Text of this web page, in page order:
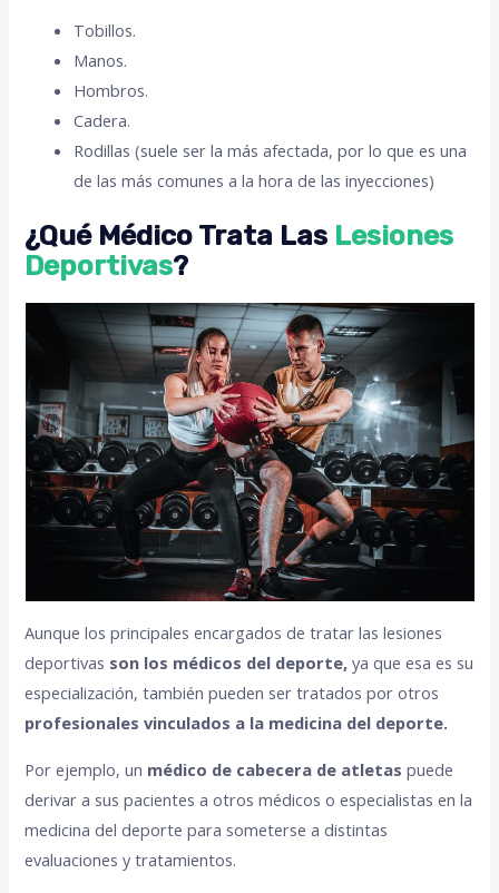
Tobillos.
Manos.
Hombros.
Cadera.
Rodillas (suele ser la más afectada, por lo que es una
de las más comunes a la hora de las inyecciones)
¿Qué Médico Trata Las Lesiones
Deportivas?
Aunque los principales encargados de tratar las lesiones
deportivas son los médicos del deporte,ya que esa es su
especialización, también pueden ser tratados por otros
profesionales vinculados a la medicina del deporte.
Por ejemplo, un médico de cabecera de atletaspuede
derivar a sus pacientes a otros médicos o especialistas en la
medicina del deporte para someterse a distintas
evaluaciones y tratamientos.